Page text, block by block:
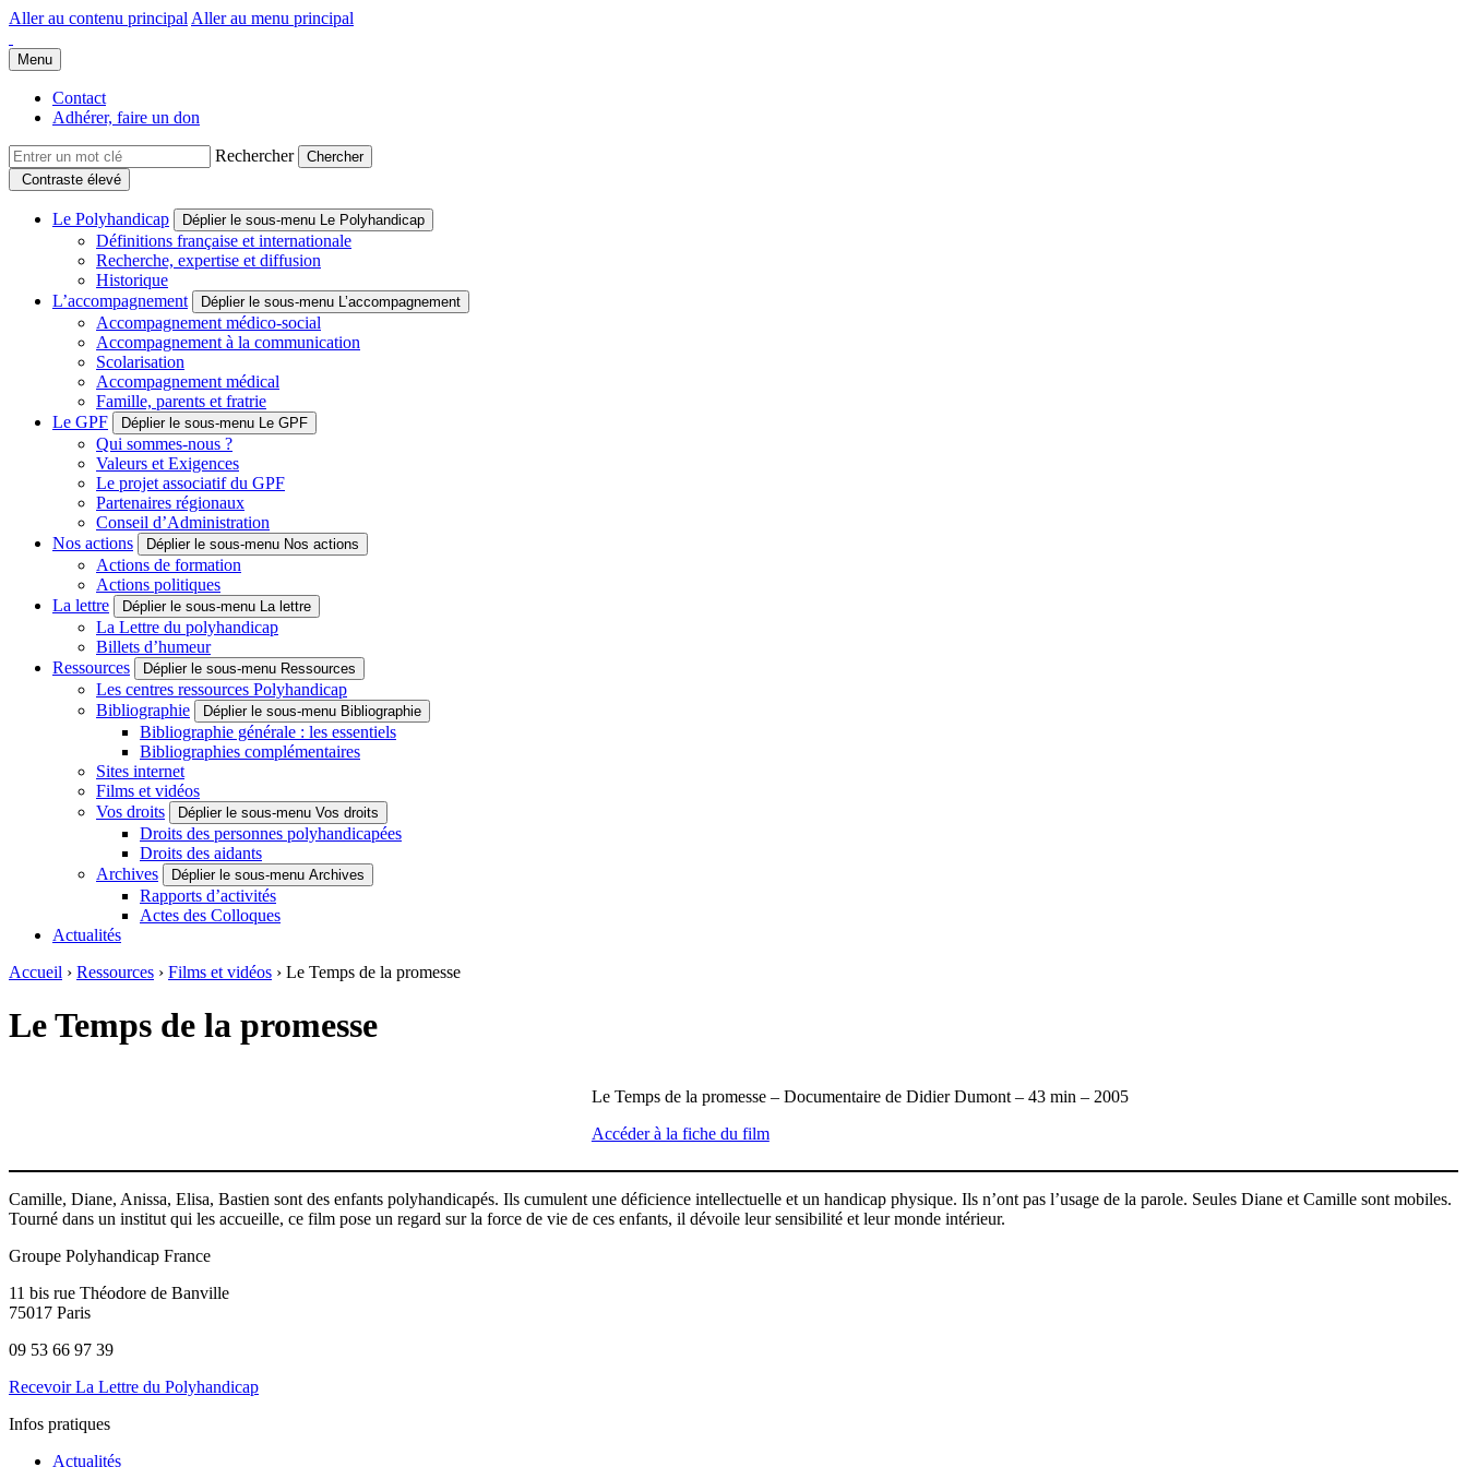
Aller au contenu principal Aller au menu principal
Groupe Polyhandicap France
Faire connaître et reconnaître les personnes polyhandicapées dans leurs droits
Menu
Contact
Adhérer, faire un don
Rechercher
Contraste élevé
Le Polyhandicap Déplier le sous-menu Le Polyhandicap
Définitions française et internationale
Recherche, expertise et diffusion
Historique
L’accompagnement
Déplier le sous-menu L’accompagnement
Accompagnement médico-social
Accompagnement à la communication
Scolarisation
Accompagnement médical
Famille, parents et fratrie
Le GPF
Déplier le sous-menu Le GPF
Qui sommes-nous ?
Valeurs et Exigences
Le projet associatif du GPF
Partenaires régionaux
Conseil d’Administration
Nos actions
Déplier le sous-menu Nos actions
Actions de formation
Actions politiques
La lettre
Déplier le sous-menu La lettre
La Lettre du polyhandicap
Billets d’humeur
Ressources
Déplier le sous-menu Ressources
Les centres ressources Polyhandicap
Bibliographie
Déplier le sous-menu Bibliographie
Bibliographie générale : les essentiels
Bibliographies complémentaires
Sites internet
Films et vidéos
Vos droits
Déplier le sous-menu Vos droits
Droits des personnes polyhandicapées
Droits des aidants
Archives
Déplier le sous-menu Archives
Rapports d’activités
Actes des Colloques
Actualités
Accueil › Ressources › Films et vidéos › Le Temps de la promesse
Le Temps de la promesse
Le Temps de la promesse – Documentaire de Didier Dumont – 43 min – 2005
Accéder à la fiche du film
Camille, Diane, Anissa, Elisa, Bastien sont des enfants polyhandicapés. Ils cumulent une déficience intellectuelle et un handicap physique. Ils n’ont pas l’usage de la parole. Seules Diane et Camille sont mobiles.
Tourné dans un institut qui les accueille, ce film pose un regard sur la force de vie de ces enfants, il dévoile leur sensibilité et leur monde intérieur.
Groupe Polyhandicap France
11 bis rue Théodore de Banville
75017 Paris
09 53 66 97 39
Recevoir La Lettre du Polyhandicap
Infos pratiques
Actualités